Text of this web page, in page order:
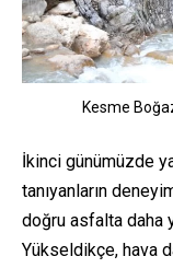
Kesme
İkinci günümüzde
tanıyanların
doğru asfalta daha
Yükseldikçe, hava